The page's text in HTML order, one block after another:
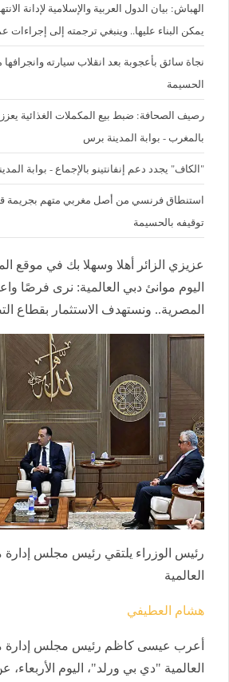
الهباش: بيان الدول العربية والإسلامية لإدانة
يمكن البناء عليها.. وينبغي ترجمته إلى إجراءات
نجاة سائق بأعجوبة بعد انقلاب سيارته
الحسيمة
رصيف الصحافة: ضبط بيع المكملات الغذائية
بالمغرب - بوابة المدينة برس
"الكاف" يجدد دعم إنفانتينو بالإجماع - بوابة
استنطاق فرنسي من أصل مغربي متهم بجريمة
توقيفه بالحسيمة
عزيزي الزائر أهلا وسهلا بك في موقع
اليوم موانئ دبي العالمية: نرى فرصًا
المصرية.. ونستهدف الاستثمار بقطاع
رئيس الوزراء يلتقي رئيس مجلس
العالمية
هشام العطيفي
أعرب عيسى كاظم رئيس مجلس إدارة
العالمية "دي بي ورلد"، اليوم الأربعاء،